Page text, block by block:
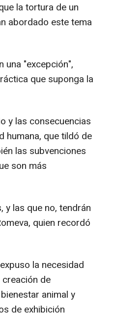
la tortura de un
abordado este tema
una "excepción",
que suponga la
y las consecuencias
humana, que tildó de
las subvenciones
son más
y las que no, tendrán
quien recordó
la necesidad
de
animal y
de exhibición